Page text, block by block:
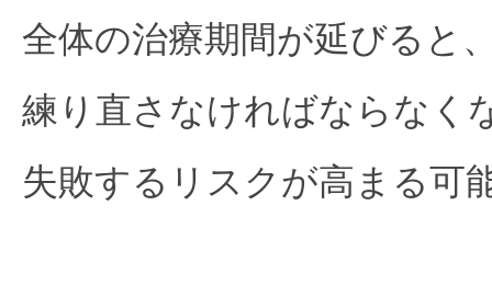
全体の治療期間が延びると
練り直さなければならなく
失敗するリスクが高まる可